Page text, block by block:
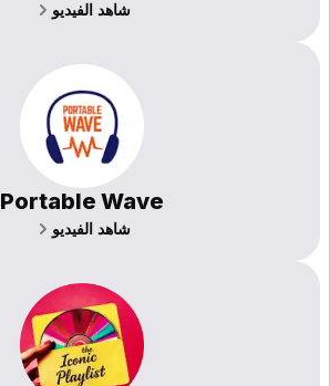
شاهد الفيديو
Portable Wave
شاهد الفيديو